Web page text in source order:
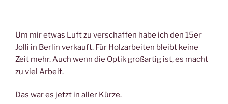
Um mir etwas Luft zu verschaffen habe ich den 15er
Jolli in Berlin verkauft. Für Holzarbeiten bleibt keine
Zeit mehr. Auch wenn die Optik großartig ist, es macht
zu viel Arbeit.
Das war es jetzt in aller Kürze.